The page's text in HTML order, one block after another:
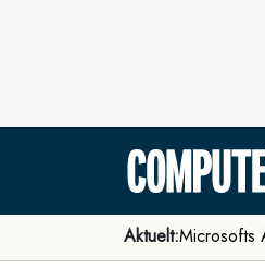
Aktuelt:Microsofts